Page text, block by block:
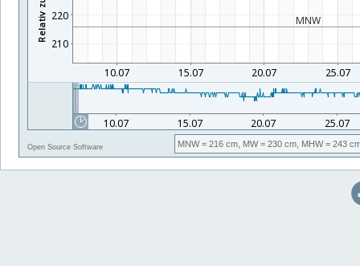
Open Source Software MNW= 216 cm, MW= 230 cm, MHW= 243